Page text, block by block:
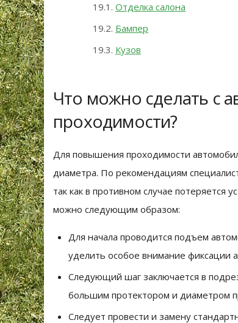
Отделка салона
Бампер
Кузов
Что можно сделать с
проходимости?
Для повышения проходимости
диаметра. По рекомендациям
так как в противном случае потеряется
можно следующим образом:
Для начала проводится подъем
уделить особое внимание фиксации
Следующий шаг заключается в
большим протектором и диаметром
Следует провести и замену